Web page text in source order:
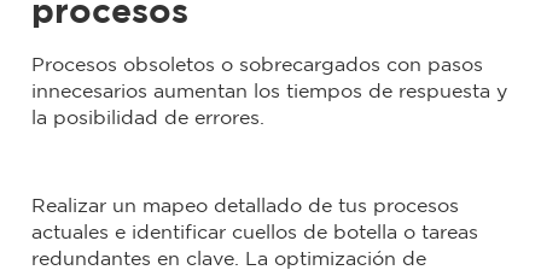
procesos
Procesos obsoletos o sobrecargados con pasos
innecesarios aumentan los tiempos de respuesta y
la posibilidad de errores.
Realizar un mapeo detallado de tus procesos
actuales e identificar cuellos de botella o tareas
redundantes en clave. La optimización de